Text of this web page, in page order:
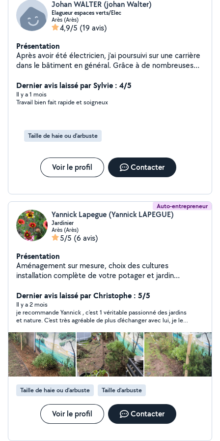
Johan WALTER (johan Walter)
Elagueur espaces verts/Elec
Arès (Arès)
4,9/5 (19 avis)
Présentation
Après avoir été électricien, j'ai poursuivi sur une carrière
dans le bâtiment en général. Grâce à de nombreuses
investi dans le jardinage et surtout l'élagage que
j'affectionne particulièrement. Je suis donc à votre
disposition pour tous vos travaux. Au plaisir wally
Dernier avis laissé par Sylvie : 4/5
Il y a 1 mois
Travail bien fait rapide et soigneux
Taille de haie ou d'arbuste
Voir le profil Contacter
Auto-entrepreneur
Yannick Lapegue (Yannick LAPEGUE)
Jardinier
Arès (Arès)
5/5 (6 avis)
Présentation
Aménagement sur mesure, choix des cultures
installation complète de votre potager et jardin
désherbage conseil d'expert pour tout votre jardin.
Nettoyage de terrasse et clôture.
Dernier avis laissé par Christophe : 5/5
Il y a 2 mois
je recommande Yannick , c’est 1 véritable passionné des jardins
et nature. C’est très agréable de plus d’échanger avec lui, je le
Taille de haie ou d'arbuste Taille d'arbuste
Voir le profil Contacter